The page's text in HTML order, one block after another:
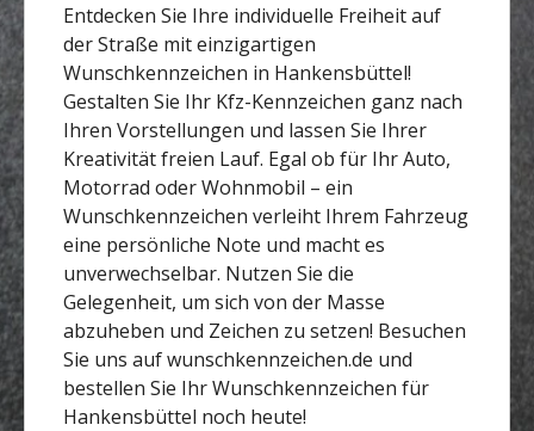
Entdecken Sie Ihre individuelle Freiheit auf
der Straße mit einzigartigen
Wunschkennzeichen in Hankensbüttel!
Gestalten Sie Ihr Kfz-Kennzeichen ganz nach
Ihren Vorstellungen und lassen Sie Ihrer
Kreativität freien Lauf. Egal ob für Ihr Auto,
Motorrad oder Wohnmobil – ein
Wunschkennzeichen verleiht Ihrem Fahrzeug
eine persönliche Note und macht es
unverwechselbar. Nutzen Sie die
Gelegenheit, um sich von der Masse
abzuheben und Zeichen zu setzen! Besuchen
Sie uns auf wunschkennzeichen.de und
bestellen Sie Ihr Wunschkennzeichen für
Hankensbüttel noch heute!